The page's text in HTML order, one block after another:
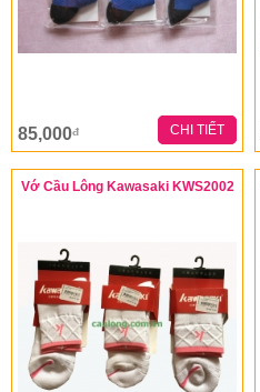
85,000đ CHI TIẾT
Vớ Cầu Lông Kawasaki KWS2002